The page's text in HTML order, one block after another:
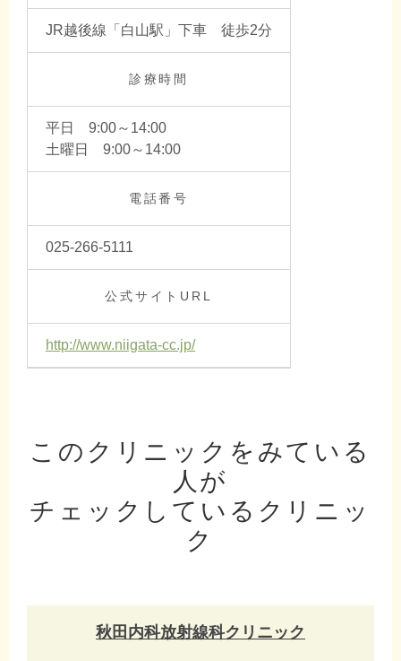
JR越後線「白山駅」下車 徒歩2分
診療時間
平日 9:00～14:00
土曜日 9:00～14:00
電話番号
025-266-5111
公式サイトURL
http://www.niigata-cc.jp/
このクリニックをみている
人が
チェックしているクリニッ
ク
秋田内科放射線科クリニック